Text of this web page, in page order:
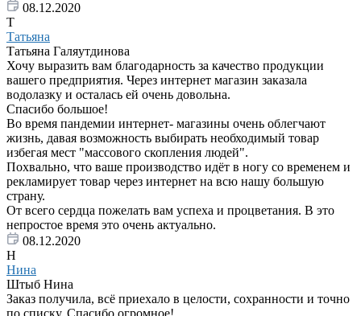
08.12.2020
Т
Татьяна
Татьяна Галяутдинова
Хочу выразить вам благодарность за качество продукции
вашего предприятия. Через интернет магазин заказала
водолазку и осталась ей очень довольна.
Спасибо большое!
Во время пандемии интернет- магазины очень облегчают
жизнь, давая возможность выбирать необходимый товар
избегая мест "массового скопления людей".
Похвально, что ваше производство идёт в ногу со временем и
рекламирует товар через интернет на всю нашу большую
страну.
От всего сердца пожелать вам успеха и процветания. В это
непростое время это очень актуально.
08.12.2020
Н
Нина
Штыб Нина
Заказ получила, всё приехало в целости, сохранности и точно